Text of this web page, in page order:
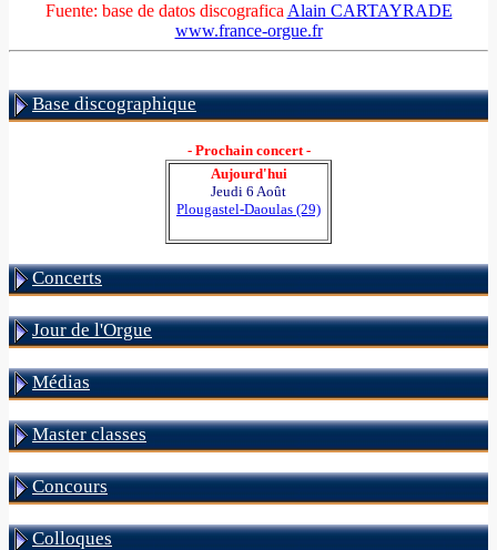
Fuente: base de datos discografica Alain CARTAYRADE
www.france-orgue.fr
Base discographique
- Prochain concert -
Aujourd'hui
Jeudi 6 Août
Plougastel-Daoulas (29)
Concerts
Jour de l'Orgue
Médias
Master classes
Concours
Colloques